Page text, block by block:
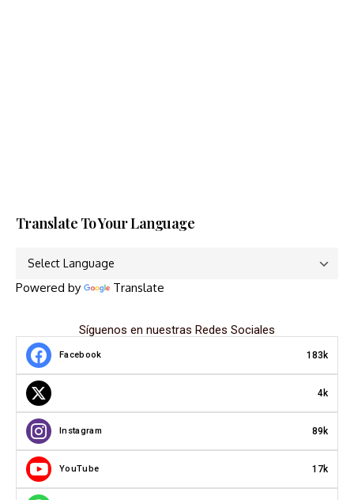
Translate To Your Language
Powered by Translate
Síguenos en nuestras Redes Sociales
Facebook 183k
4k
Instagram 89k
YouTube 17k